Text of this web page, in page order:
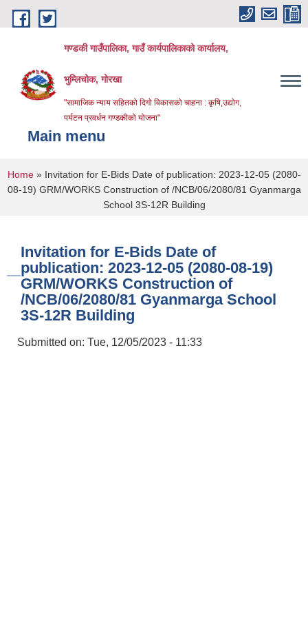
Skip to main content
गण्डकी गाउँपालिका, गाउँ कार्यपालिकाको कार्यालय,
भुम्लिचोक, गोरखा
"सामाजिक न्याय सहितको दिगो विकासको चाहना : कृषि,उद्योग,
पर्यटन प्रवर्धन गण्डकीको योजना"
Main menu
You are here
Home» Invitation for E-Bids Date of publication: 2023-12-05 (2080-
08-19) GRM/WORKS Construction of /NCB/06/2080/81 Gyanmarga
School 3S-12R Building
Invitation for E-Bids Date of
publication: 2023-12-05 (2080-08-19)
GRM/WORKS Construction of
/NCB/06/2080/81 Gyanmarga School
3S-12R Building
Submitted on: Tue, 12/05/2023 - 11:33